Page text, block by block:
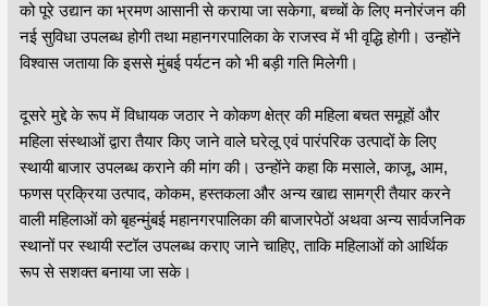
को पूरे उद्यान का भ्रमण आसानी से कराया जा सकेगा, बच्चों के लिए मनोरंजन की
नई सुविधा उपलब्ध होगी तथा महानगरपालिका के राजस्व में भी वृद्धि होगी। उन्होंने
विश्वास जताया कि इससे मुंबई पर्यटन को भी बड़ी गति मिलेगी।
दूसरे मुद्दे के रूप में विधायक जठार ने कोकण क्षेत्र की महिला बचत समूहों और
महिला संस्थाओं द्वारा तैयार किए जाने वाले घरेलू एवं पारंपरिक उत्पादों के लिए
स्थायी बाजार उपलब्ध कराने की मांग की। उन्होंने कहा कि मसाले, काजू, आम,
फणस प्रक्रिया उत्पाद, कोकम, हस्तकला और अन्य खाद्य सामग्री तैयार करने
वाली महिलाओं को बृहन्मुंबई महानगरपालिका की बाजारपेठों अथवा अन्य सार्वजनिक
स्थानों पर स्थायी स्टॉल उपलब्ध कराए जाने चाहिए, ताकि महिलाओं को आर्थिक
रूप से सशक्त बनाया जा सके।